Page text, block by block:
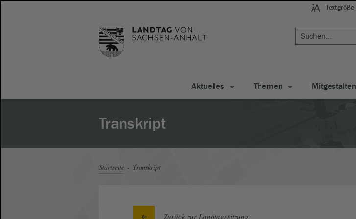
Textgröße
Aktuelles Themen Mitgestalten
Transkript
Startseite Transkript
Zurück zur Landtagssitzung